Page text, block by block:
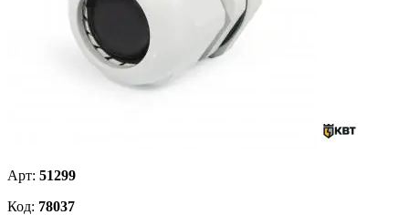
Арт: 51299
Код: 78037